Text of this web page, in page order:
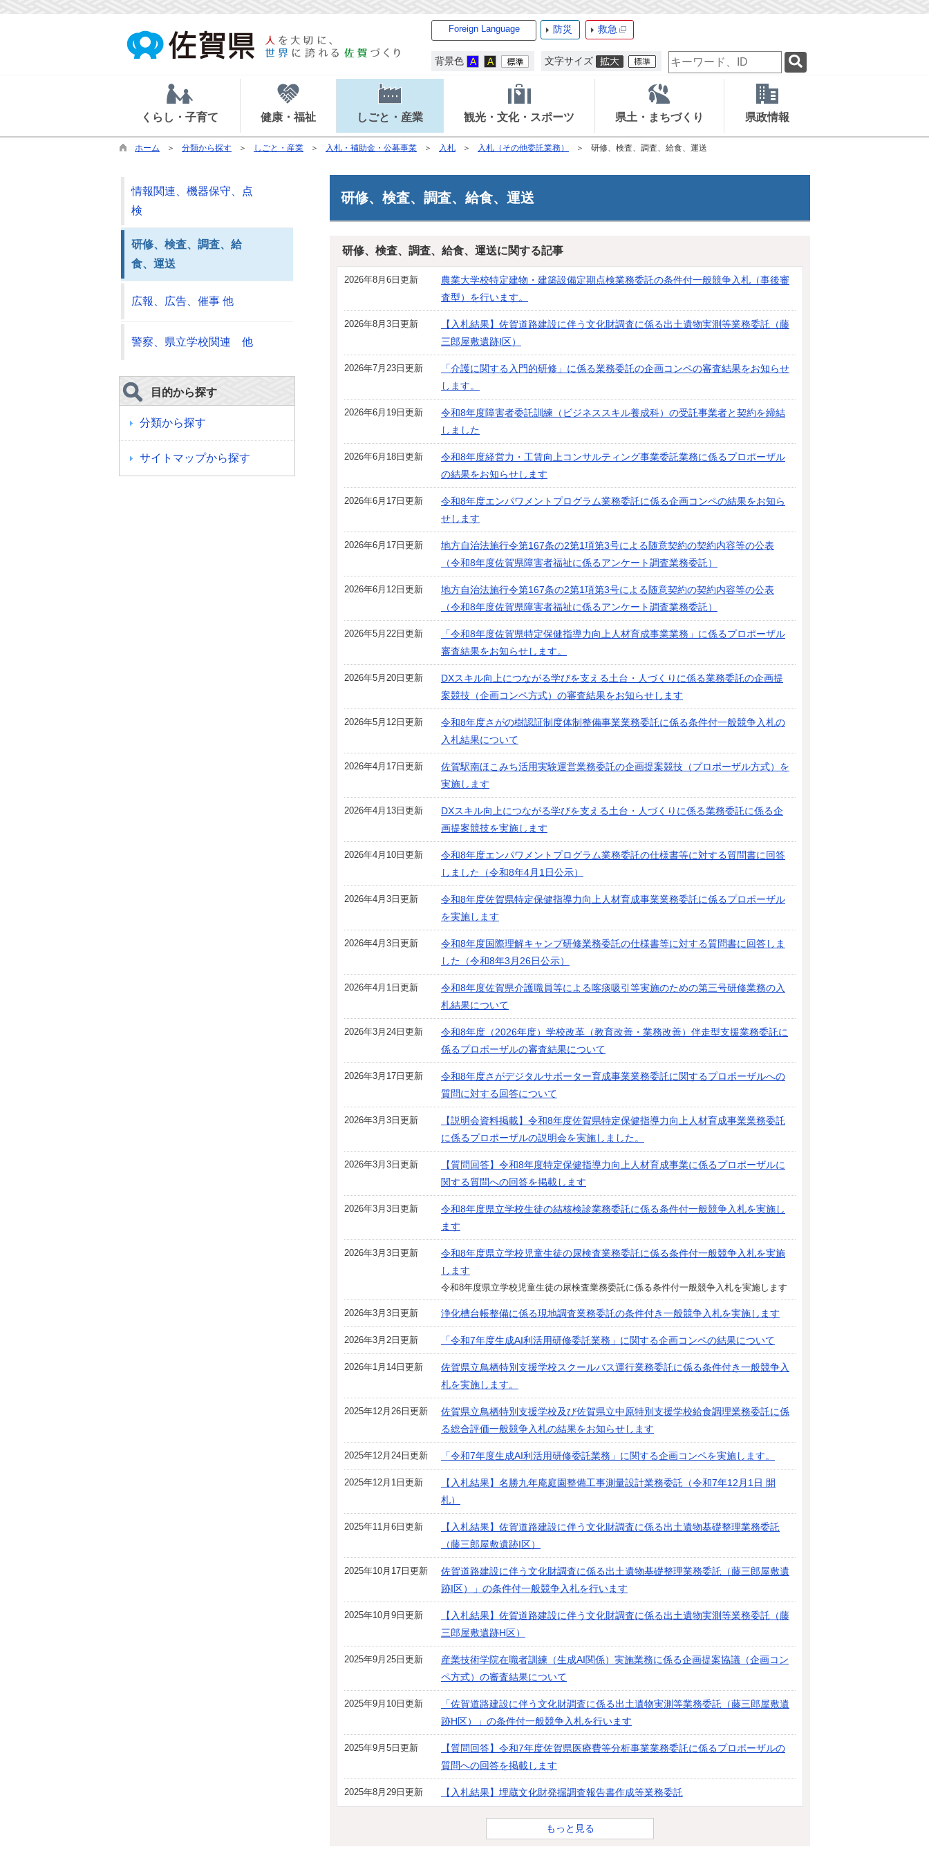
Foreign Language 防災 救急
背景色 文字サイズ
検
索
ー
ー
ド
くらし・子育て 健康・福祉 しごと・産業 観光・文化・スポーツ 県土・まちづくり 県政情報
ホーム 分類から探す しごと・産業 入札・補助金・公募事業 入札 入札（その他委託業務） 研修、検査、調査、給食、運送
研修、検査、調査、給食、運送
研修、検査、調査、給食、運送に関する記事
2026年8月6日更新
農業大学校特定建物・建築設備定期点検業務委託の条件付一般競争入札（事後審
査型）を行います。
2026年8月3日更新
【入札結果】佐賀道路建設に伴う文化財調査に係る出土遺物実測等業務委託（藤
三郎屋敷遺跡I区）
2026年7月23日更新
「介護に関する入門的研修」に係る業務委託の企画コンペの審査結果をお知らせ
します。
2026年6月19日更新
令和8年度障害者委託訓練（ビジネススキル養成科）の受託事業者と契約を締結
しました
2026年6月18日更新
令和8年度経営力・工賃向上コンサルティング事業委託業務に係るプロポーザル
の結果をお知らせします
2026年6月17日更新
令和8年度エンパワメントプログラム業務委託に係る企画コンペの結果をお知ら
せします
2026年6月17日更新
地方自治法施行令第167条の2第1項第3号による随意契約の契約内容等の公表
（令和8年度佐賀県障害者福祉に係るアンケート調査業務委託）
2026年6月12日更新
地方自治法施行令第167条の2第1項第3号による随意契約の契約内容等の公表
（令和8年度佐賀県障害者福祉に係るアンケート調査業務委託）
2026年5月22日更新
「令和8年度佐賀県特定保健指導力向上人材育成事業業務」に係るプロポーザル
審査結果をお知らせします。
2026年5月20日更新
DXスキル向上につながる学びを支える土台・人づくりに係る業務委託の企画提
案競技（企画コンペ方式）の審査結果をお知らせします
2026年5月12日更新
令和8年度さがの樹認証制度体制整備事業業務委託に係る条件付一般競争入札の
入札結果について
2026年4月17日更新
佐賀駅南ほこみち活用実験運営業務委託の企画提案競技（プロポーザル方式）を
実施します
2026年4月13日更新
DXスキル向上につながる学びを支える土台・人づくりに係る業務委託に係る企
画提案競技を実施します
2026年4月10日更新
令和8年度エンパワメントプログラム業務委託の仕様書等に対する質問書に回答
しました（令和8年4月1日公示）
2026年4月3日更新
令和8年度佐賀県特定保健指導力向上人材育成事業業務委託に係るプロポーザル
を実施します
2026年4月3日更新
令和8年度国際理解キャンプ研修業務委託の仕様書等に対する質問書に回答しま
した（令和8年3月26日公示）
2026年4月1日更新
令和8年度佐賀県介護職員等による喀痰吸引等実施のための第三号研修業務の入
札結果について
2026年3月24日更新
令和8年度（2026年度）学校改革（教育改善・業務改善）伴走型支援業務委託に
係るプロポーザルの審査結果について
2026年3月17日更新
令和8年度さがデジタルサポーター育成事業業務委託に関するプロポーザルへの
質問に対する回答について
2026年3月3日更新
【説明会資料掲載】令和8年度佐賀県特定保健指導力向上人材育成事業業務委託
に係るプロポーザルの説明会を実施しました。
2026年3月3日更新
【質問回答】令和8年度特定保健指導力向上人材育成事業に係るプロポーザルに
関する質問への回答を掲載します
2026年3月3日更新
令和8年度県立学校生徒の結核検診業務委託に係る条件付一般競争入札を実施し
ます
2026年3月3日更新
令和8年度県立学校児童生徒の尿検査業務委託に係る条件付一般競争入札を実施
します
令和8年度県立学校児童生徒の尿検査業務委託に係る条件付一般競争入札を実施します
2026年3月3日更新 浄化槽台帳整備に係る現地調査業務委託の条件付き一般競争入札を実施します
2026年3月2日更新 「令和7年度生成AI利活用研修委託業務」に関する企画コンペの結果について
2026年1月14日更新
佐賀県立鳥栖特別支援学校スクールバス運行業務委託に係る条件付き一般競争入
札を実施します。
2025年12月26日更新
佐賀県立鳥栖特別支援学校及び佐賀県立中原特別支援学校給食調理業務委託に係
る総合評価一般競争入札の結果をお知らせします
2025年12月24日更新 「令和7年度生成AI利活用研修委託業務」に関する企画コンペを実施します。
2025年12月1日更新
【入札結果】名勝九年庵庭園整備工事測量設計業務委託（令和7年12月1日 開
札）
2025年11月6日更新
【入札結果】佐賀道路建設に伴う文化財調査に係る出土遺物基礎整理業務委託
（藤三郎屋敷遺跡I区）
2025年10月17日更新
佐賀道路建設に伴う文化財調査に係る出土遺物基礎整理業務委託（藤三郎屋敷遺
跡I区）」の条件付一般競争入札を行います
2025年10月9日更新
【入札結果】佐賀道路建設に伴う文化財調査に係る出土遺物実測等業務委託（藤
三郎屋敷遺跡H区）
2025年9月25日更新
産業技術学院在職者訓練（生成AI関係）実施業務に係る企画提案協議（企画コン
ペ方式）の審査結果について
2025年9月10日更新
「佐賀道路建設に伴う文化財調査に係る出土遺物実測等業務委託（藤三郎屋敷遺
跡H区）」の条件付一般競争入札を行います
2025年9月5日更新
【質問回答】令和7年度佐賀県医療費等分析事業業務委託に係るプロポーザルの
質問への回答を掲載します
2025年8月29日更新 【入札結果】埋蔵文化財発掘調査報告書作成等業務委託
もっと見る
情報関連、機器保守、点
検
研修、検査、調査、給
食、運送
広報、広告、催事 他
警察、県立学校関連 他
目的から探す
分類から探す
サイトマップから探す